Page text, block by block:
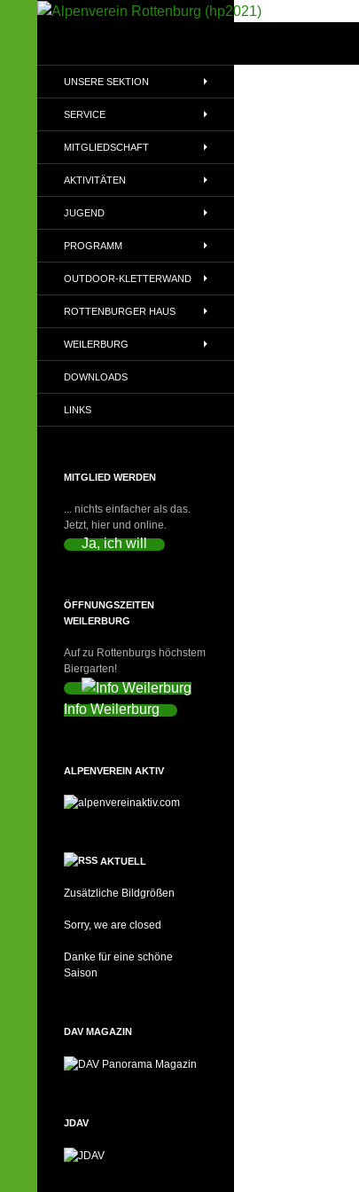
(DAV)
UNSERE SEKTION
SERVICE
MITGLIEDSCHAFT
AKTIVITÄTEN
JUGEND
PROGRAMM
OUTDOOR-KLETTERWAND
ROTTENBURGER HAUS
WEILERBURG
DOWNLOADS
LINKS
MITGLIED WERDEN
... nichts einfacher als das.
Jetzt, hier und online.
Ja, ich will
ÖFFNUNGSZEITEN
WEILERBURG
Auf zu Rottenburgs höchstem
Biergarten!
Info Weilerburg
ALPENVEREIN AKTIV
AKTUELL
Zusätzliche Bildgrößen
Sorry, we are closed
Danke für eine schöne
Saison
DAV MAGAZIN
JDAV